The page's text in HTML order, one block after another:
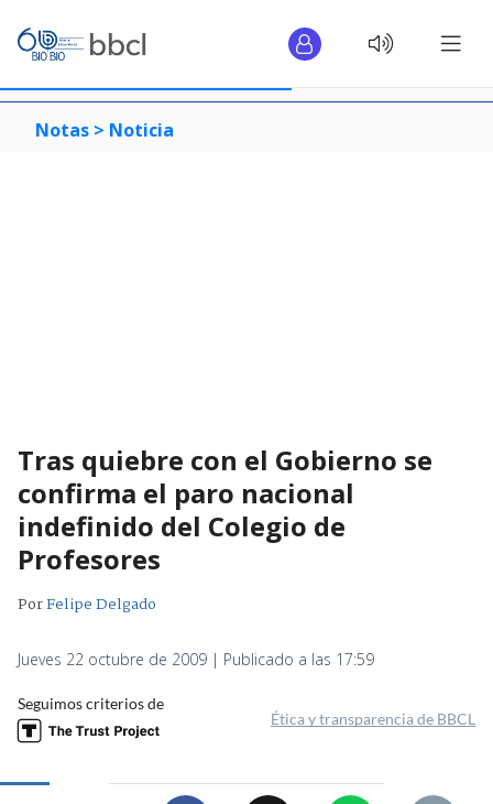
Notas > Noticia
Tras quiebre con el Gobierno se
confirma el paro nacional
indefinido del Colegio de
Profesores
PorFelipe Delgado
Jueves 22 octubre de 2009 | Publicado a las 17:59
Seguimos criterios de
Ética y transparencia de BBCL